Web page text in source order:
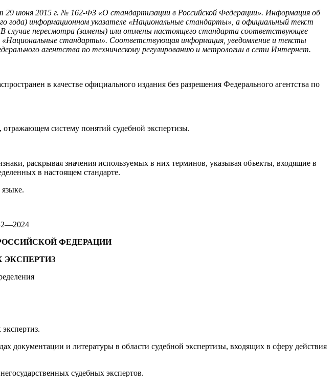
29 июня 2015 г. № 162-ФЗ «О стандартизации в Российской Федерации». Информация об
года) информационном указателе «Национальные стандарты», а официальный текст
случае пересмотра (замены) или отмены настоящего стандарта соответствующее
«Национальные стандарты». Соответствующая информация, уведомление и тексты
агентства по техническому регулированию и метрологии в сети Интернет.
в качестве официального издания без разрешения Федерального агентства по
систему понятий судебной экспертизы.
раскрывая значения используемых в них терминов, указывая объекты, входящие в
в настоящем стандарте.
ФЕДЕРАЦИИ
ЭКСПЕРТИЗ
документации и литературы в области судебной экспертизы, входящих в сферу действия
судебных экспертов.